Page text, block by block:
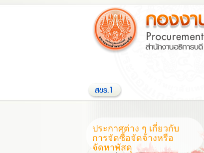
ประกาศต่าง ๆ เกี่ยวกับ
การจัดซื้อจัดจ้างหรือ
จัดหาพัสดุ